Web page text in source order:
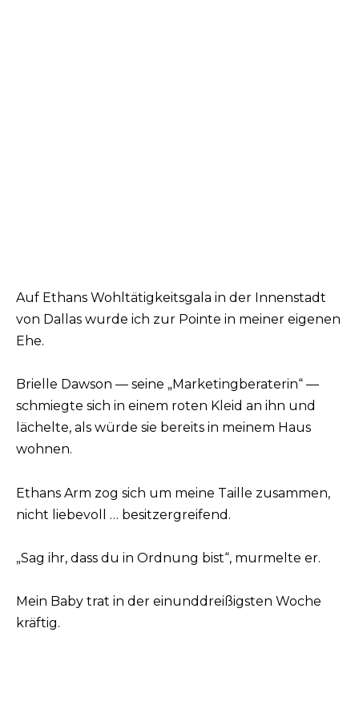
Auf Ethans Wohltätigkeitsgala in der Innenstadt
von Dallas wurde ich zur Pointe in meiner eigenen
Ehe.
Brielle Dawson — seine „Marketingberaterin“ —
schmiegte sich in einem roten Kleid an ihn und
lächelte, als würde sie bereits in meinem Haus
wohnen.
Ethans Arm zog sich um meine Taille zusammen,
nicht liebevoll … besitzergreifend.
„Sag ihr, dass du in Ordnung bist“, murmelte er.
Mein Baby trat in der einunddreißigsten Woche
kräftig.